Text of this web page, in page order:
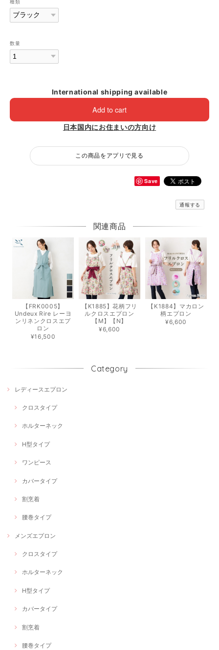
種類
数量
International shipping available
Add to cart
日本国内にお住まいの方向け
この商品をアプリで見る
Save
通報する
関連商品
【FRK0005】
Undeux Rire レーヨ
ンリネンクロスエプ
ロン
¥16,500
【K1885】花柄フリ
ルクロスエプロン
【M】【N】
¥6,600
【K1884】マカロン
柄エプロン
¥6,600
Category
レディースエプロン
クロスタイプ
ホルターネック
H型タイプ
ワンピース
カバータイプ
割烹着
腰巻タイプ
メンズエプロン
クロスタイプ
ホルターネック
H型タイプ
カバータイプ
割烹着
腰巻タイプ